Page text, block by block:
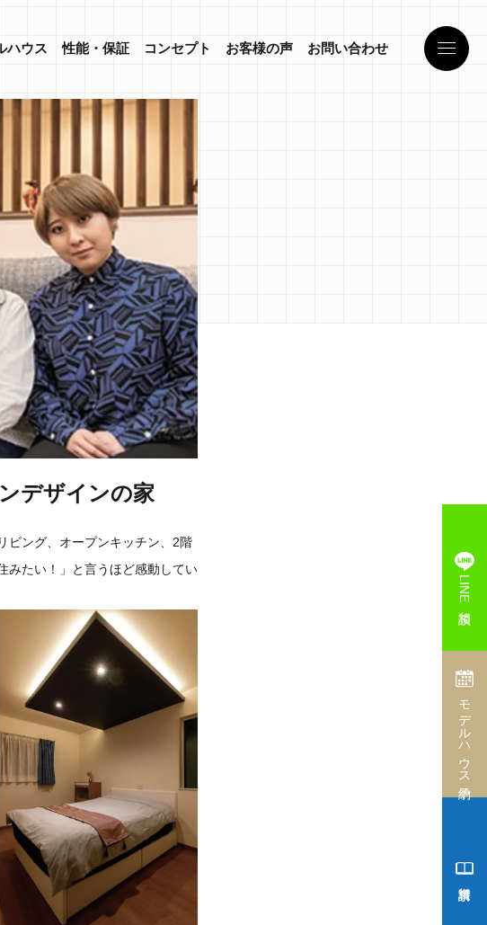
ハウス 性能・保証 コンセプト お客様の声 お問い合わせ
デザインの家
ビング、オープンキッチン、2階
みたい！」と言うほど感動してい
LINE相談
モデルハウス予約